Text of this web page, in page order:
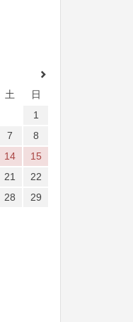
土
日
1
7
8
14
15
21
22
28
29